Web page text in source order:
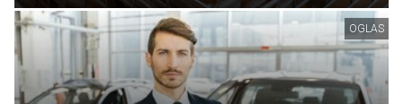
OGLAS